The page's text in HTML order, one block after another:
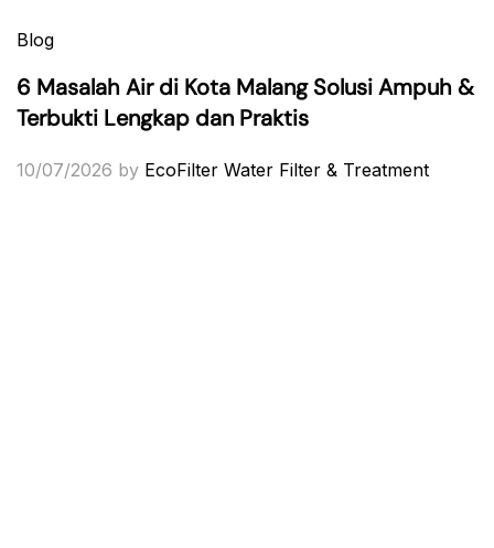
Blog
6 Masalah Air di Kota Malang Solusi Ampuh &
Terbukti Lengkap dan Praktis
10/07/2026 by EcoFilter Water Filter & Treatment